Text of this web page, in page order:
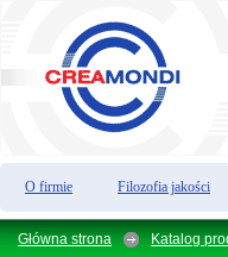
O firmie Filozofia jakości
Główna strona Katalog